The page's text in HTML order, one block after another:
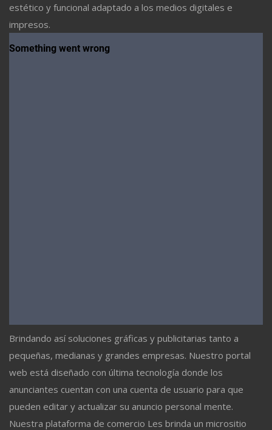
estético y funcional adaptado a los medios digitales e
impresos.
Brindando así soluciones gráficas y publicitarias tanto a
pequeñas, medianas y grandes empresas. Nuestro portal
web está diseñado con última tecnología donde los
anunciantes cuentan con una cuenta de usuario para que
pueden editar y actualizar su anuncio personal mente.
Nuestra plataforma de comercio Les brinda un micrositio